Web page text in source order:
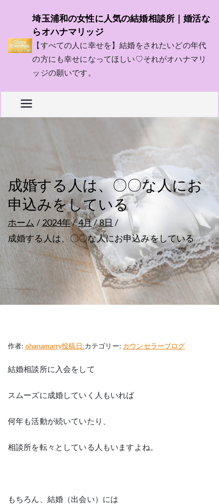
プ
埼玉浦和の女性に人気の結婚相談所｜婚活な
らオハナマリッジ
【すべての人に幸せを】結婚をされたいどの年代
の方にも幸せになってほしい♡それがオハナマリ
ッジの願いです。
成婚する人は、〇〇な人にお
申込みをしている
ホーム 2024年 4月
8日
成婚する人は、〇〇な人にお申込みをしている
作者: ohanamarry投稿日:カテゴリー: カウンセラーブログ
結婚相談所に入会をして
スムーズに成婚していく人もいれば
何年も活動が続いていたり、
相談所を転々としている人もいますよね。
もちろん、結婚（出会い）には